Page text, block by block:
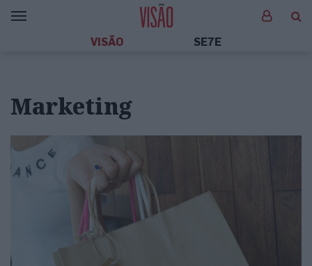
VISÃO SE7E
Marketing